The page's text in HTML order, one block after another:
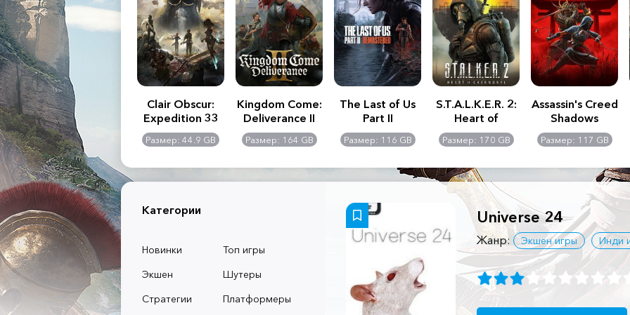
2:
-
GB
Assassin's Creed
Shadows
Размер: 117 GB
Clair Obscur:
Expedition 33
Размер: 44.9 GB
Kingdom Come:
Deliverance II
Размер: 164 GB
The Last of Us
Part II
Remastered
Размер: 116 GB
S.T.A.L.K.E.R. 2:
Heart of
Chernobyl -
Ultimate Edition
Размер: 170 GB
Assassin's Creed
Shadows
Размер: 117 GB
Категории
Новинки
Топ игры
Экшен
Шутеры
Стратегии
Платформеры
Universe 24
Жанр: Экшен игры Инди